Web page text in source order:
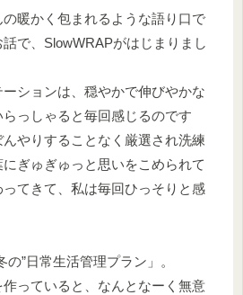
暖かく包まれるような語り口で
で、SlowWRAPがはじまりまし
ションは、穏やかで伸びやかな
っしゃると毎回感じるのです
やりすることなく厳選され洗練
ぎゅぎゅっと思いをこめられて
てきて、私は毎回ひっそりと感
”日常生活管理プラン」。
っていると、なんとなーく無意